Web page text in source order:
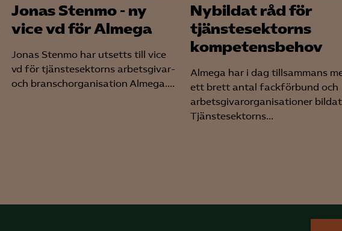
information om hur den används.
Google Analytics
Microsoft Clarity
Marknadsförings-cookies
Marknadsförings-cookies används för att spåra gester på olika webbplatser för att
visa relevanta och engagerande annonser.
LinkedIn Insight
Jonas Stenmo - ny
vice vd för Almega
Jonas Stenmo har utsetts till vice
vd för tjänstesektorns arbetsgivar-
och branschorganisation Almega....
Nybildat råd för
tjänstesektorns
kompetensbehov
Almega har i dag tillsammans
ett brett antal fackförbund och
arbetsgivarorganisationer bildat
Tjänstesektorns...